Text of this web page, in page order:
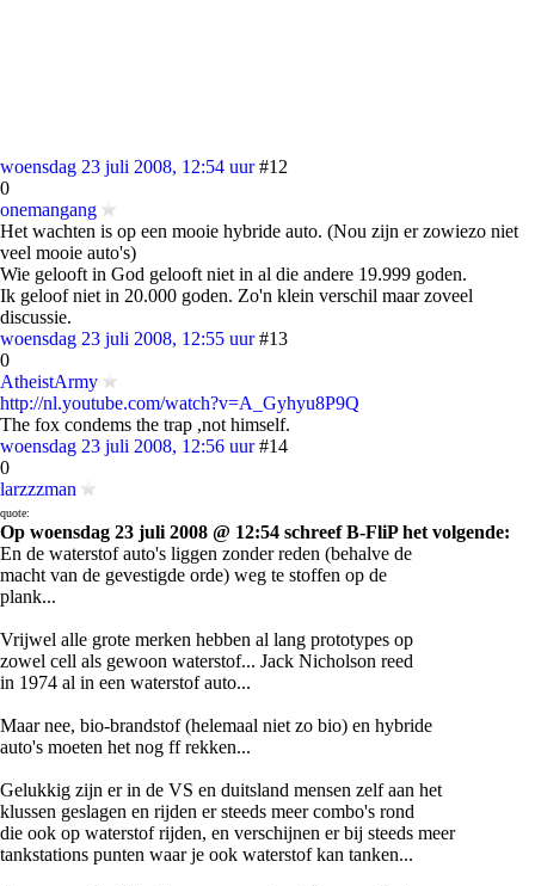
woensdag 23 juli 2008, 12:54 uur #12
0
onemangang
Het wachten is op een mooie hybride auto. (Nou zijn er zowiezo niet
veel mooie auto's)
Wie gelooft in God gelooft niet in al die andere 19.999 goden.
Ik geloof niet in 20.000 goden. Zo'n klein verschil maar zoveel
discussie.
woensdag 23 juli 2008, 12:55 uur #13
0
AtheistArmy
http://nl.youtube.com/watch?v=A_Gyhyu8P9Q
The fox condems the trap ,not himself.
woensdag 23 juli 2008, 12:56 uur #14
0
larzzzman
quote:
Op woensdag 23 juli 2008 @ 12:54 schreef B-FliP het volgende:
En de waterstof auto's liggen zonder reden (behalve de
macht van de gevestigde orde) weg te stoffen op de
plank...
Vrijwel alle grote merken hebben al lang prototypes op
zowel cell als gewoon waterstof... Jack Nicholson reed
in 1974 al in een waterstof auto...
Maar nee, bio-brandstof (helemaal niet zo bio) en hybride
auto's moeten het nog ff rekken...
Gelukkig zijn er in de VS en duitsland mensen zelf aan het
klussen geslagen en rijden er steeds meer combo's rond
die ook op waterstof rijden, en verschijnen er bij steeds meer
tankstations punten waar je ook waterstof kan tanken...